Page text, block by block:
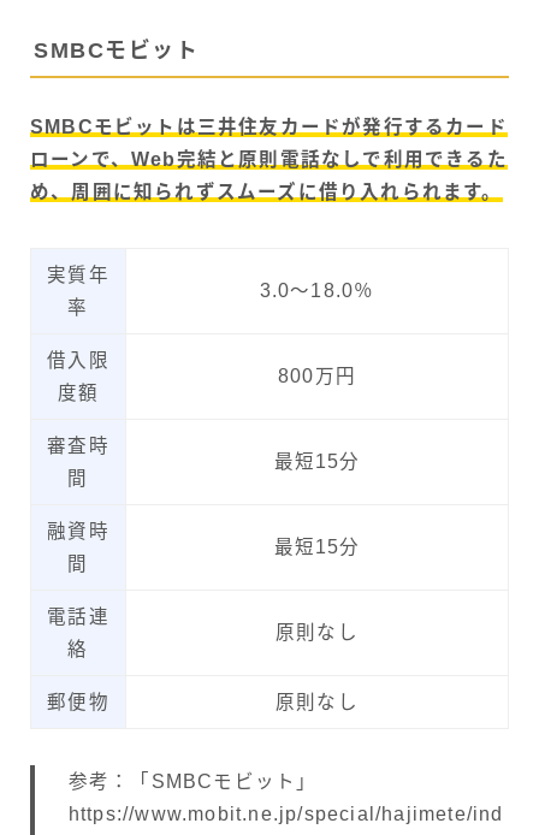
SMBCモビット
SMBCモビットは三井住友カードが発行するカード
ローンで、Web完結と原則電話なしで利用できるた
め、周囲に知られずスムーズに借り入れられます。
実質年
率
3.0〜18.0％
借入限
度額
800万円
審査時
間
最短15分
融資時
間
最短15分
電話連
絡
原則なし
郵便物 原則なし
参考：「SMBCモビット」
https://www.mobit.ne.jp/special/hajimete/ind